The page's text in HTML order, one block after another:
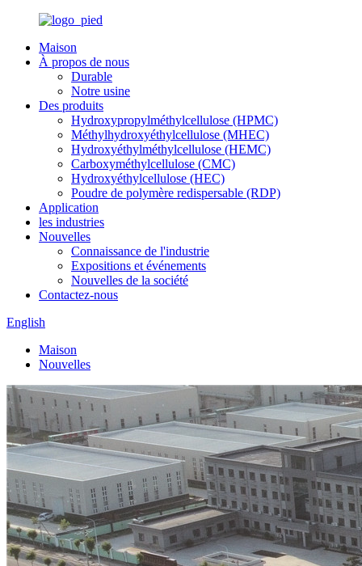
Maison
À propos de nous
Durable
Notre usine
Des produits
Hydroxypropylméthylcellulose (HPMC)
Méthylhydroxyéthylcellulose (MHEC)
Hydroxyéthylméthylcellulose (HEMC)
Carboxyméthylcellulose (CMC)
Hydroxyéthylcellulose (HEC)
Poudre de polymère redispersable (RDP)
Application
les industries
Nouvelles
Connaissance de l'industrie
Expositions et événements
Nouvelles de la société
Contactez-nous
English
Maison
Nouvelles